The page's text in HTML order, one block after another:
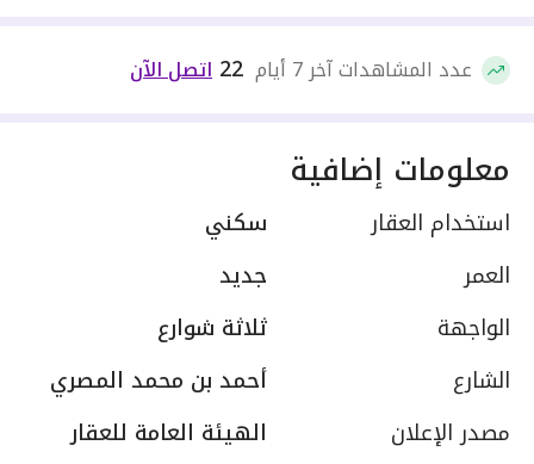
عدد المشاهدات آخر 7 أيام 22 اتصل الآن
معلومات إضافية
استخدام العقار
سكني
العمر
جديد
الواجهة
ثلاثة شوارع
الشارع
أحمد بن محمد المصري
مصدر الإعلان
الهيئة العامة للعقار